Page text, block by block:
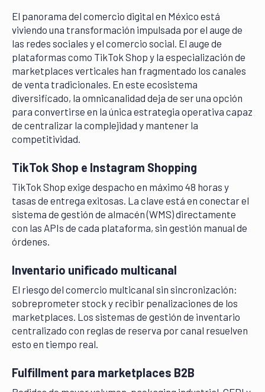
El panorama del comercio digital en México está
viviendo una transformación impulsada por el auge de
las redes sociales y el comercio social. El auge de
plataformas como TikTok Shop y la especialización de
marketplaces verticales han fragmentado los canales
de venta tradicionales. En este ecosistema
diversificado, la omnicanalidad deja de ser una opción
para convertirse en la única estrategia operativa capaz
de centralizar la complejidad y mantener la
competitividad.
TikTok Shop e Instagram Shopping
TikTok Shop exige despacho en máximo 48 horas y
tasas de entrega exitosas. La clave está en conectar el
sistema de gestión de almacén (WMS) directamente
con las APIs de cada plataforma, sin gestión manual de
órdenes.
Inventario unificado multicanal
El riesgo del comercio multicanal sin sincronización:
sobreprometer stock y recibir penalizaciones de los
marketplaces. Los sistemas de gestión de inventario
centralizado con reglas de reserva por canal resuelven
esto en tiempo real.
Fulfillment para marketplaces B2B